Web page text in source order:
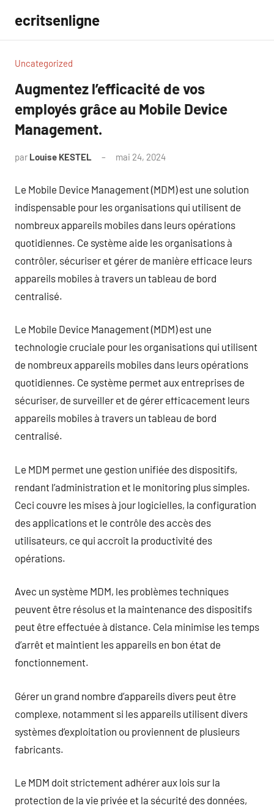
contenu
ecritsenligne
Uncategorized
Augmentez l’efficacité de vos
employés grâce au Mobile Device
Management.
par Louise KESTEL mai 24, 2024
Le Mobile Device Management (MDM) est une solution
indispensable pour les organisations qui utilisent de
nombreux appareils mobiles dans leurs opérations
quotidiennes. Ce système aide les organisations à
contrôler, sécuriser et gérer de manière efficace leurs
appareils mobiles à travers un tableau de bord
centralisé.
Le Mobile Device Management (MDM) est une
technologie cruciale pour les organisations qui utilisent
de nombreux appareils mobiles dans leurs opérations
quotidiennes. Ce système permet aux entreprises de
sécuriser, de surveiller et de gérer efficacement leurs
appareils mobiles à travers un tableau de bord
centralisé.
Le MDM permet une gestion unifiée des dispositifs,
rendant l’administration et le monitoring plus simples.
Ceci couvre les mises à jour logicielles, la configuration
des applications et le contrôle des accès des
utilisateurs, ce qui accroît la productivité des
opérations.
Avec un système MDM, les problèmes techniques
peuvent être résolus et la maintenance des dispositifs
peut être effectuée à distance. Cela minimise les temps
d’arrêt et maintient les appareils en bon état de
fonctionnement.
Gérer un grand nombre d’appareils divers peut être
complexe, notamment si les appareils utilisent divers
systèmes d’exploitation ou proviennent de plusieurs
fabricants.
Le MDM doit strictement adhérer aux lois sur la
protection de la vie privée et la sécurité des données,